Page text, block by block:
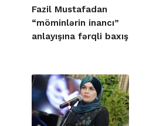
Fazil Mustafadan
“möminlərin inancı”
anlayışına fərqli baxış